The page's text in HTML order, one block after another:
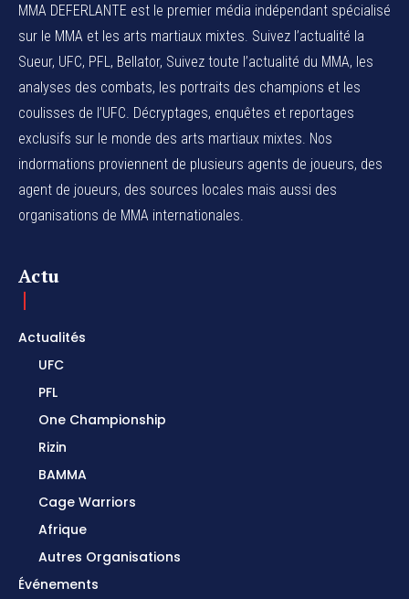
MMA DEFERLANTE est le premier média indépendant spécialisé
sur le MMA et les arts martiaux mixtes. Suivez l’actualité la
Sueur, UFC, PFL, Bellator, Suivez toute l’actualité du MMA, les
analyses des combats, les portraits des champions et les
coulisses de l’UFC. Décryptages, enquêtes et reportages
exclusifs sur le monde des arts martiaux mixtes. Nos
indormations proviennent de plusieurs agents de joueurs, des
agent de joueurs, des sources locales mais aussi des
organisations de MMA internationales.
Actu
Actualités
UFC
PFL
One Championship
Rizin
BAMMA
Cage Warriors
Afrique
Autres Organisations
Événements